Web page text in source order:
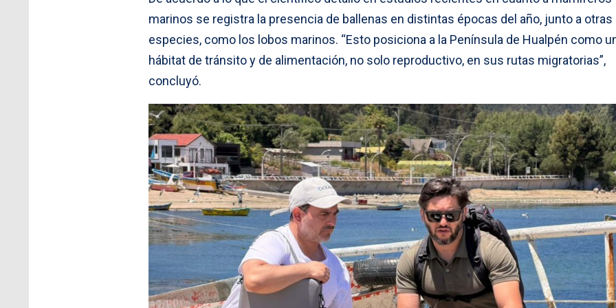
marinos se registra la presencia de ballenas en distintas épocas del año, junto a otras
especies, como los lobos marinos. “Esto posiciona a la Península de Hualpén como
hábitat de tránsito y de alimentación, no solo reproductivo, en sus rutas migratorias”,
concluyó.